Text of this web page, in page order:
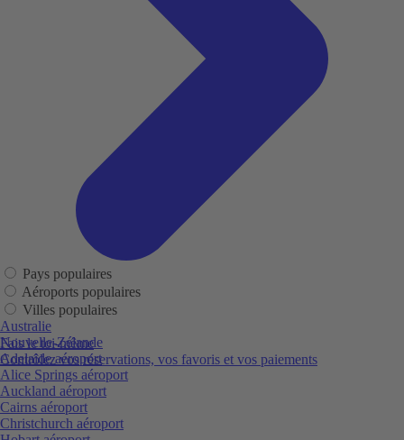
Fais le toi-même
Contrôlez vos réservations, vos favoris et vos paiements
Pays populaires
Aéroports populaires
Villes populaires
Australie
Nouvelle-Zélande
Adelaide aéroport
Alice Springs aéroport
Auckland aéroport
Cairns aéroport
Christchurch aéroport